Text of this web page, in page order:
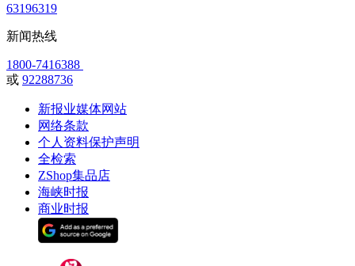
63196319
新闻热线
1800-7416388
或 92288736
新报业媒体网站
网络条款
个人资料保护声明
全检索
ZShop集品店
海峡时报
商业时报